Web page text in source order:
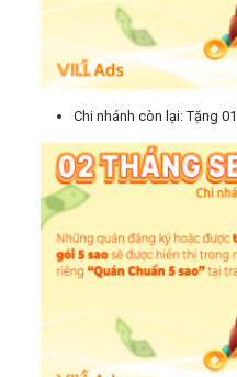
Chi nhánh còn lại: Tặng